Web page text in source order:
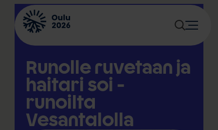
Siirry
sisältöön
Runolle ruvetaan ja
haitari soi -
runoilta
Vesantalolla